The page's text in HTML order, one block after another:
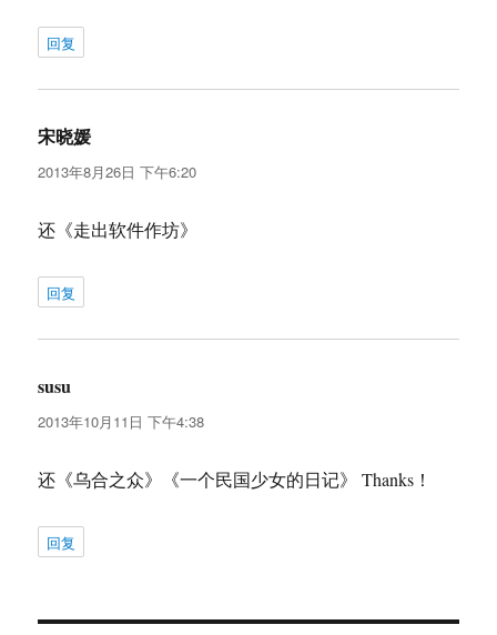
回复
宋晓媛
道：
2013年8月26日 下午6:20
还《走出软件作坊》
回复
susu
道：
2013年10月11日 下午4:38
还《乌合之众》《一个民国少女的日记》 Thanks！
回复